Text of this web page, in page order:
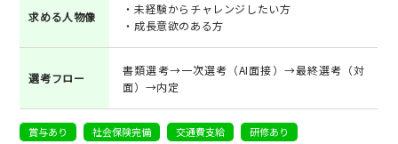
求める人物像
・未経験からチャレンジしたい方
・成長意欲のある方
選考フロー
書類選考→一次選考（AI面接）→最終選考（対
面）→内定
賞与あり 社会保険完備 交通費支給
研修あり